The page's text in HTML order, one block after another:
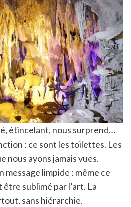
étincelant, nous surprend…
: ce sont les toilettes. Les
nous ayons jamais vues.
message limpide : même ce
sublimé par l’art. La
sans hiérarchie.